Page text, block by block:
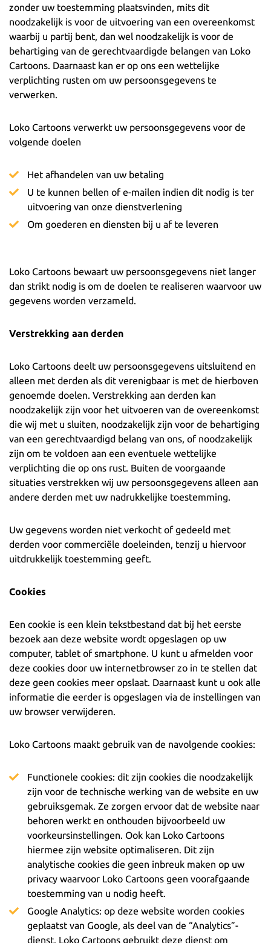
zonder uw toestemming plaatsvinden, mits dit
noodzakelijk is voor de uitvoering van een overeenkomst
waarbij u partij bent, dan wel noodzakelijk is voor de
behartiging van de gerechtvaardigde belangen van Loko
Cartoons. Daarnaast kan er op ons een wettelijke
verplichting rusten om uw persoonsgegevens te
verwerken.
Loko Cartoons verwerkt uw persoonsgegevens voor de
volgende doelen
Het afhandelen van uw betaling
U te kunnen bellen of e-mailen indien dit nodig is ter
uitvoering van onze dienstverlening
Om goederen en diensten bij u af te leveren
Loko Cartoons bewaart uw persoonsgegevens niet langer
dan strikt nodig is om de doelen te realiseren waarvoor uw
gegevens worden verzameld.
Verstrekking aan derden
Loko Cartoons deelt uw persoonsgegevens uitsluitend en
alleen met derden als dit verenigbaar is met de hierboven
genoemde doelen. Verstrekking aan derden kan
noodzakelijk zijn voor het uitvoeren van de overeenkomst
die wij met u sluiten, noodzakelijk zijn voor de behartiging
van een gerechtvaardigd belang van ons, of noodzakelijk
zijn om te voldoen aan een eventuele wettelijke
verplichting die op ons rust. Buiten de voorgaande
situaties verstrekken wij uw persoonsgegevens alleen aan
andere derden met uw nadrukkelijke toestemming.
Uw gegevens worden niet verkocht of gedeeld met
derden voor commerciële doeleinden, tenzij u hiervoor
uitdrukkelijk toestemming geeft.
Cookies
Een cookie is een klein tekstbestand dat bij het eerste
bezoek aan deze website wordt opgeslagen op uw
computer, tablet of smartphone. U kunt u afmelden voor
deze cookies door uw internetbrowser zo in te stellen dat
deze geen cookies meer opslaat. Daarnaast kunt u ook alle
informatie die eerder is opgeslagen via de instellingen van
uw browser verwijderen.
Loko Cartoons maakt gebruik van de navolgende cookies:
Functionele cookies: dit zijn cookies die noodzakelijk
zijn voor de technische werking van de website en uw
gebruiksgemak. Ze zorgen ervoor dat de website naar
behoren werkt en onthouden bijvoorbeeld uw
voorkeursinstellingen. Ook kan Loko Cartoons
hiermee zijn website optimaliseren. Dit zijn
analytische cookies die geen inbreuk maken op uw
privacy waarvoor Loko Cartoons geen voorafgaande
toestemming van u nodig heeft.
Google Analytics: op deze website worden cookies
geplaatst van Google, als deel van de “Analytics”-
dienst. Loko Cartoons gebruikt deze dienst om